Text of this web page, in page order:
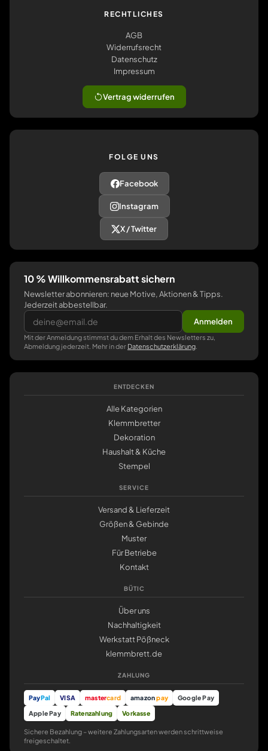
RECHTLICHES
AGB
Widerrufsrecht
Datenschutz
Impressum
Vertrag widerrufen
FOLGE UNS
Facebook
Instagram
X / Twitter
10 % Willkommensrabatt sichern
Newsletter abonnieren: neue Motive, Aktionen & Tipps.
Jederzeit abbestellbar.
Anmelden
Mit der Anmeldung stimmst du dem Erhalt des Newsletters zu,
Abmeldung jederzeit. Mehr in der Datenschutzerklärung
ENTDECKEN
Alle Kategorien
Klemmbretter
Dekoration
Haushalt & Küche
Stempel
SERVICE
Versand & Lieferzeit
Größen & Gebinde
Muster
Für Betriebe
Kontakt
BÜTIC
Über uns
Nachhaltigkeit
Werkstatt Pößneck
klemmbrett.de
ZAHLUNG
PayPal VISA mastercard amazonpay
Google Pay
Apple Pay
Ratenzahlung Vorkasse
Sichere Bezahlung – weitere Zahlungsarten werden schrittweise
freigeschaltet.